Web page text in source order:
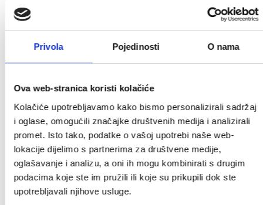
Privola Pojedinosti O nama
Ova web-stranica koristi kolačiće
Kolačiće upotrebljavamo kako bismo personalizirali sadržaj
i oglase, omogućili značajke društvenih medija i analizirali
promet. Isto tako, podatke o vašoj upotrebi naše web-
lokacije dijelimo s partnerima za društvene medije,
oglašavanje i analizu, a oni ih mogu kombinirati s drugim
podacima koje ste im pružili ili koje su prikupili dok ste
upotrebljavali njihove usluge.
Predsjednik
Marko Cigrovski
Kontakt
091 941 0719
marko.dimnjacar09@gmail.com
Članovi Vijeća:
Mladen Bukovski, zamjenik predsjednika